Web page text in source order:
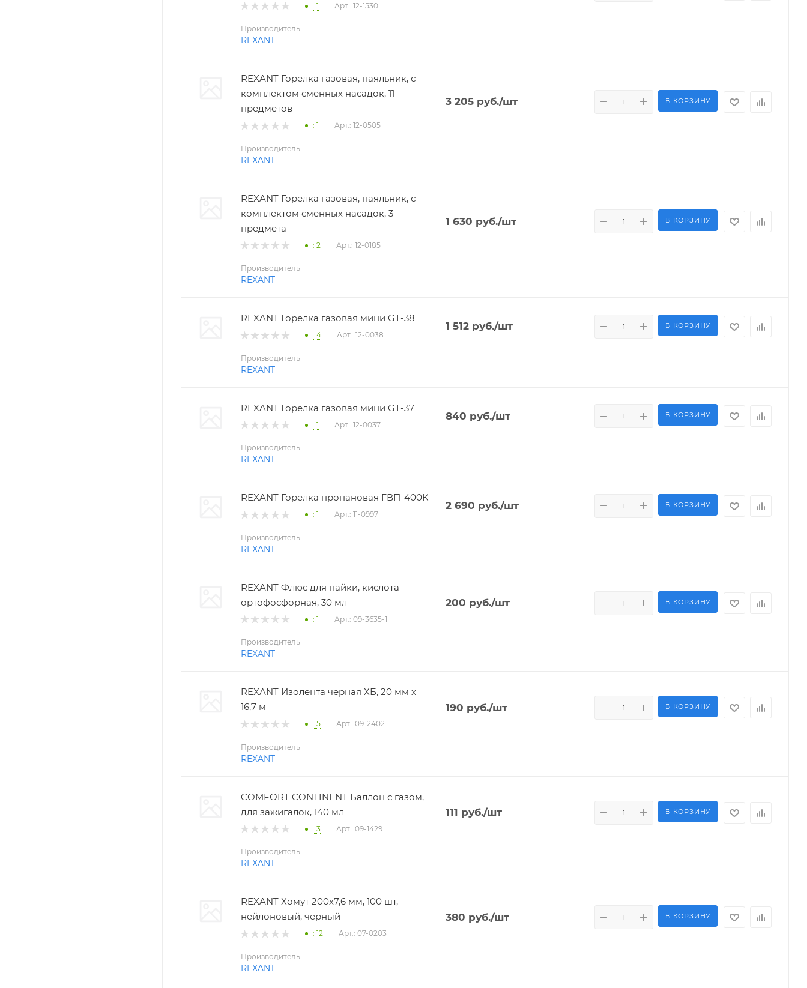
: 1 Арт.: 12-1530
Производитель
REXANT
REXANT Горелка газовая, паяльник, с
комплектом сменных насадок, 11
предметов
: 1 Арт.: 12-0505
3 205руб./шт В КОРЗИНУ
Производитель
REXANT
REXANT Горелка газовая, паяльник, с
комплектом сменных насадок, 3
предмета
: 2 Арт.: 12-0185
1 630 руб./шт В КОРЗИНУ
Производитель
REXANT
REXANT Горелка газовая мини GT-38
: 4 Арт.: 12-0038
1 512руб./шт В КОРЗИНУ
Производитель
REXANT
REXANT Горелка газовая мини GT-37
: 1 Арт.: 12-0037
840 руб./шт В КОРЗИНУ
Производитель
REXANT
REXANT Горелка пропановая ГВП-400К
: 1 Арт.: 11-0997
2 690 руб./шт В КОРЗИНУ
Производитель
REXANT
REXANT Флюс для пайки, кислота
ортофосфорная, 30 мл
: 1 Арт.: 09-3635-1
200 руб./шт В КОРЗИНУ
Производитель
REXANT
REXANT Изолента черная ХБ, 20 мм х
16,7 м
: 5 Арт.: 09-2402
190 руб./шт В КОРЗИНУ
Производитель
REXANT
COMFORT CONTINENT Баллон с газом,
для зажигалок, 140 мл
: 3 Арт.: 09-1429
111 руб./шт В КОРЗИНУ
Производитель
REXANT
REXANT Хомут 200х7,6 мм, 100 шт,
нейлоновый, черный
: 12 Арт.: 07-0203
380 руб./шт В КОРЗИНУ
Производитель
REXANT